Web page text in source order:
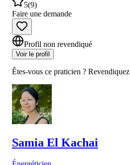
5(9)
Faire une demande
Profil non revendiqué
Voir le profil
Êtes-vous ce praticien ?
Samia El Kachai